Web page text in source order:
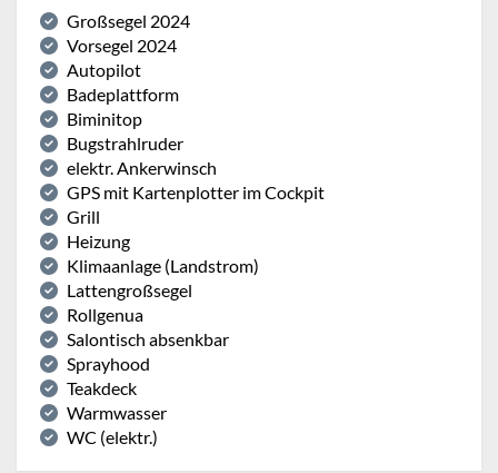
Großsegel 2024
Vorsegel 2024
Autopilot
Badeplattform
Biminitop
Bugstrahlruder
elektr. Ankerwinsch
GPS mit Kartenplotter im Cockpit
Grill
Heizung
Klimaanlage (Landstrom)
Lattengroßsegel
Rollgenua
Salontisch absenkbar
Sprayhood
Teakdeck
Warmwasser
WC (elektr.)